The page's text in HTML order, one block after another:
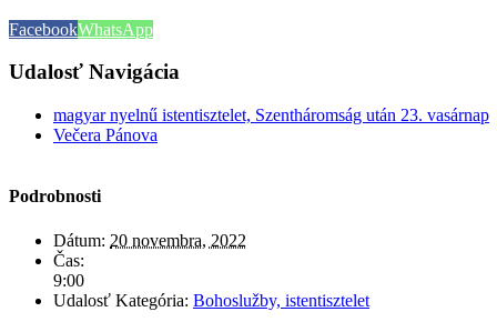
FacebookWhatsApp
Udalosť Navigácia
magyar nyelnű istentisztelet, Szentháromság után 23. vasárnap
Večera Pánova
Podrobnosti
Dátum: 20 novembra, 2022
Čas:
9:00
Udalosť Kategória: Bohoslužby, istentisztelet